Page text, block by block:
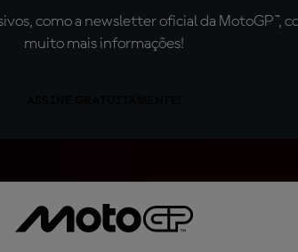
como a newsletter oficial da MotoGP™,
muito mais informações!